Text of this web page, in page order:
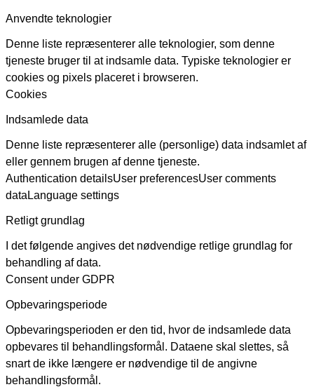
Anvendte teknologier
Denne liste repræsenterer alle teknologier, som denne
tjeneste bruger til at indsamle data. Typiske teknologier er
cookies og pixels placeret i browseren.
Cookies
Indsamlede data
Denne liste repræsenterer alle (personlige) data indsamlet af
eller gennem brugen af denne tjeneste.
Authentication detailsUser preferencesUser comments
data Language settings
Retligt grundlag
I det følgende angives det nødvendige retlige grundlag for
behandling af data.
Consent under GDPR
Opbevaringsperiode
Opbevaringsperioden er den tid, hvor de indsamlede data
opbevares til behandlingsformål. Dataene skal slettes, så
snart de ikke længere er nødvendige til de angivne
behandlingsformål.